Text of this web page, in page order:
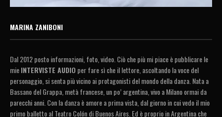
MARINA ZANIBONI
Dal 2012 posto informazioni, foto, video. Ciò che più mi piace è pubblicare le
mieINTERVISTE AUDIO per fare sì che il lettore, ascoltando la voce del
personaggio, si senta più vicino ai protagonisti del mondo della danza. Nata a
Bassano del Grappa, metà francese, un po’ argentina, vivo a Milano ormai da
parecchi anni. Con la danza è amore a prima vista, dal giorno in cui vedo il mio
primo balletto al Teatro Colón di Buenos Aires. Ed è proprio in Argentina che